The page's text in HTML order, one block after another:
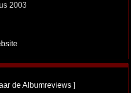
2003
de Albumreviews ]